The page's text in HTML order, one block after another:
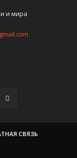
и мира
СВЯЗЬ